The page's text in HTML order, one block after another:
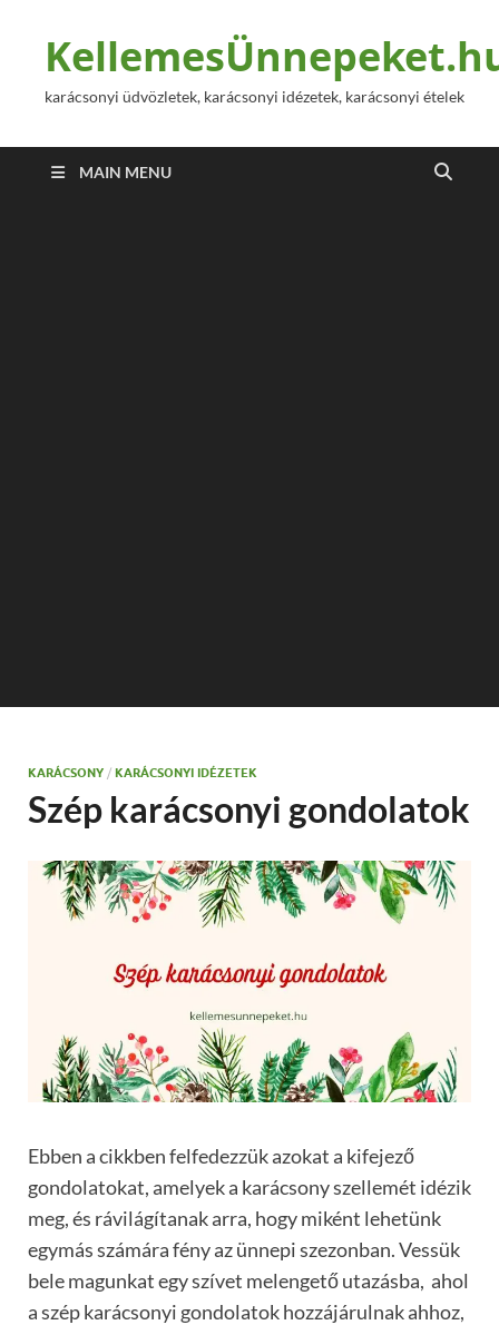
karácsonyi üdvözletek, karácsonyi idézetek, karácsonyi ételek
MAIN MENU
KARÁCSONY / KARÁCSONYI IDÉZETEK
Szép karácsonyi gondolatok
Ebben a cikkben felfedezzük azokat a kifejező
gondolatokat, amelyek a karácsony szellemét idézik
meg, és rávilágítanak arra, hogy miként lehetünk
egymás számára fény az ünnepi szezonban. Vessük
bele magunkat egy szívet melengető utazásba, ahol
a szép karácsonyi gondolatok hozzájárulnak ahhoz,